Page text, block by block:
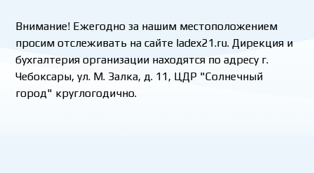
Внимание! Ежегодно за нашим местоположением
просим отслеживать на сайте ladex21.ru. Дирекция и
бухгалтерия организации находятся по адресу г.
Чебоксары, ул. М. Залка, д. 11, ЦДР "Солнечный
город" круглогодично.